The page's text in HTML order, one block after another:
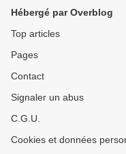
Hébergé par Overblog
Top articles
Pages
Contact
Signaler un abus
C.G.U.
Cookies et données